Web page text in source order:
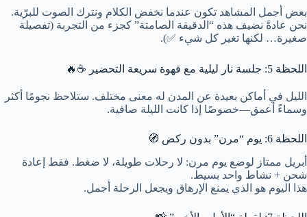
بعض أجمل المشاهد تكون عندما نخفض الكلام ونترك الصوت للبرّية.
نحن عادةً نضيف هذه “الدقيقة الصامتة” كجزء من التجربة (تفصيلة
صغيرة… لكنها تغير كل شيء ✅).
اللحظة 5: جلسة نار ليلية مع قهوة سريعة التحضير ☕🔥
الليل في أماكن بعيدة عن المدن له معنى مختلف. ستلاحظ نجومًا أكثر
وسماءً أعمق—خصوصًا إذا كانت الليلة صافية.
اللحظة 6: يوم “مرن” بدون ركض 🧭
أبريل ممتاز لوضع يوم مرن: لا رحلات طويلة، لا ضغط. فقط إعادة
شحن + نشاط واحد بسيط.
هذا اليوم هو الذي يمنع الإرهاق ويجعل الرحلة أجمل.